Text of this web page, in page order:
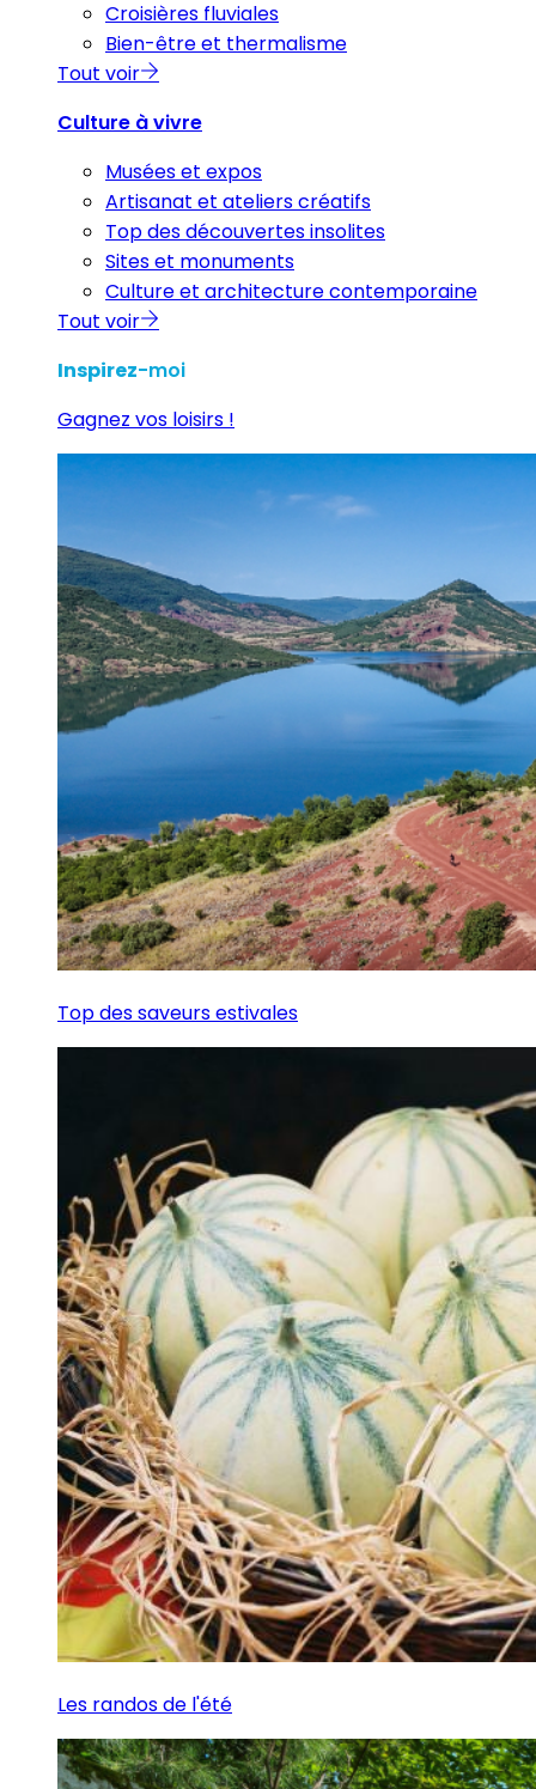
Croisières fluviales
Bien-être et thermalisme
Tout voir
Culture à vivre
Musées et expos
Artisanat et ateliers créatifs
Top des découvertes insolites
Sites et monuments
Culture et architecture contemporaine
Tout voir
Inspirez-moi
Gagnez vos loisirs !
Top des saveurs estivales
Les randos de l'été